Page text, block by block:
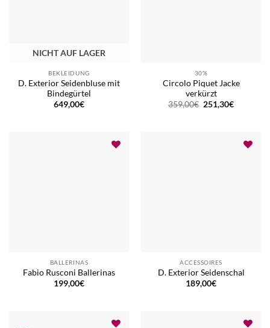
NICHT AUF LAGER
BEKLEIDUNG
D. Exterior Seidenbluse mit
Bindegürtel
649,00€
30%
Circolo Piquet Jacke
verkürzt
359,00€ Ursprünglicher
Preis
251,30€Aktueller
BALLERINAS
Fabio Rusconi Ballerinas
199,00€
ACCESSOIRES
D. Exterior Seidenschal
189,00€